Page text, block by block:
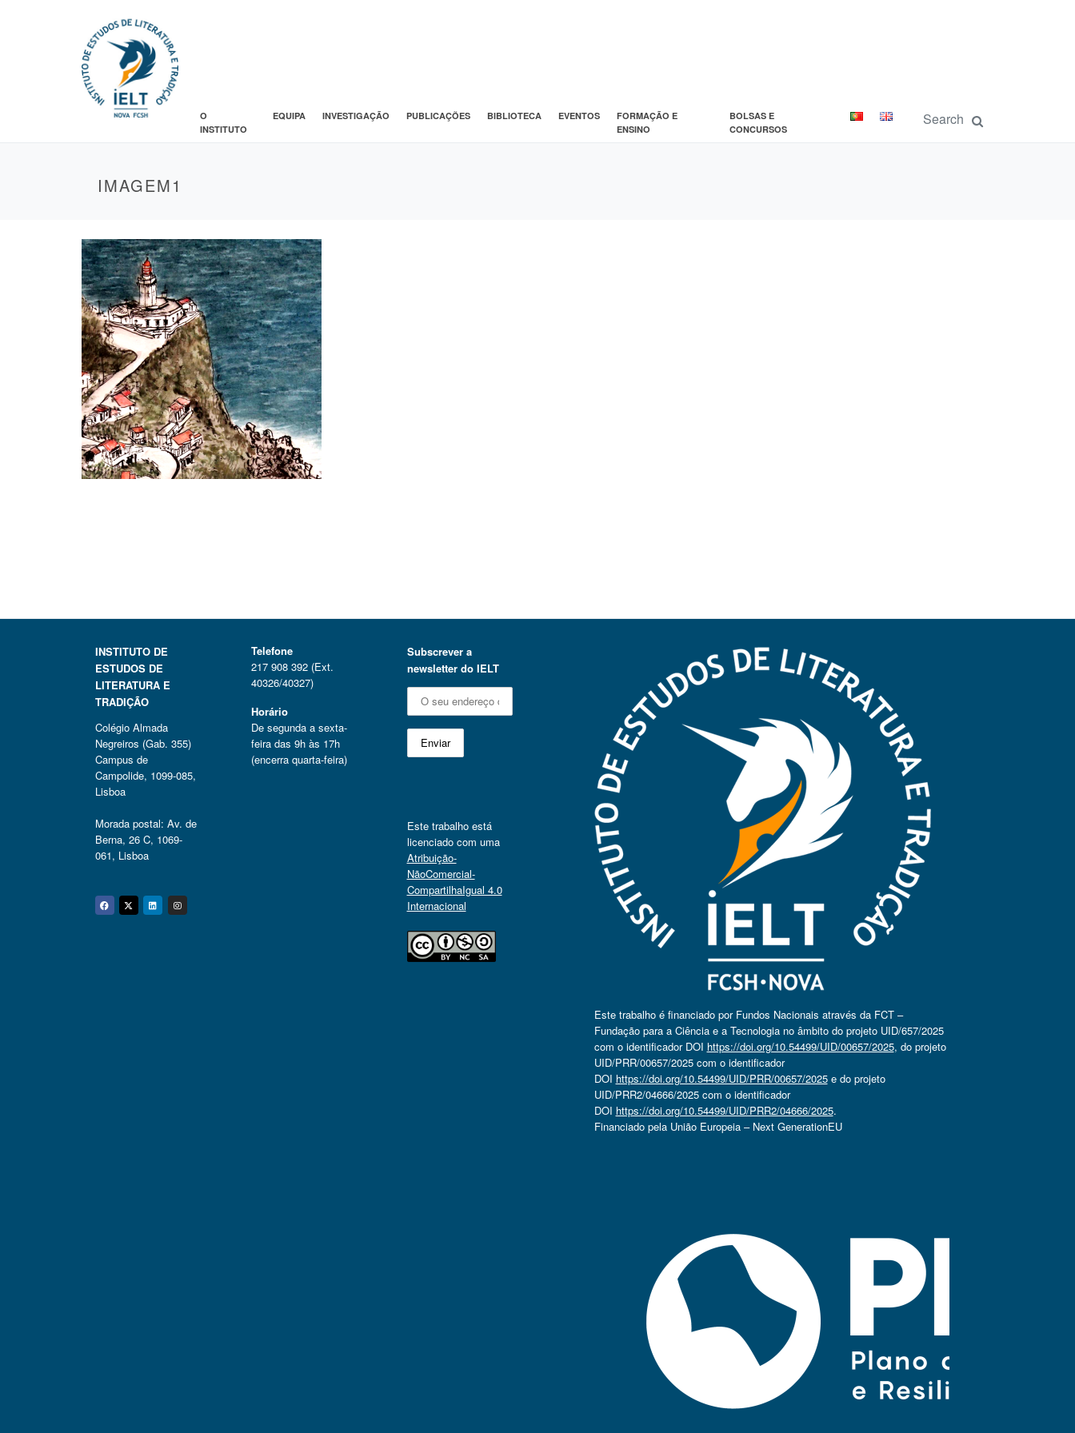
O
INSTITUTO
EQUIPA INVESTIGAÇÃO PUBLICAÇÕES BIBLIOTECA EVENTOS
FORMAÇÃO E
ENSINO
BOLSAS E
CONCURSOS
IMAGEM1
INSTITUTO DE
ESTUDOS DE
LITERATURA E
TRADIÇÃO
Colégio Almada
Negreiros (Gab. 355)
Campus de
Campolide, 1099-085,
Lisboa
Morada postal: Av. de
Berna, 26 C, 1069-
061, Lisboa
Facebook
Twitter
Linkedin
Instagram
Telefone
217 908 392 (Ext.
40326/40327)
Horário
De segunda a sexta-
feira das 9h às 17h
(encerra quarta-feira)
Subscrever a
newsletter do IELT
Este trabalho está
licenciado com uma
Atribuição-
NãoComercial-
CompartilhaIgual 4.0
Internacional
Este trabalho é financiado por Fundos Nacionais através da FCT –
Fundação para a Ciência e a Tecnologia no âmbito do projeto UID/657/2025
com o identificador DOI https://doi.org/10.54499/UID/00657/2025, do projeto
UID/PRR/00657/2025 com o identificador
DOI https://doi.org/10.54499/UID/PRR/00657/2025e do projeto
UID/PRR2/04666/2025 com o identificador
DOI https://doi.org/10.54499/UID/PRR2/04666/2025.
Financiado pela União Europeia – Next GenerationEU